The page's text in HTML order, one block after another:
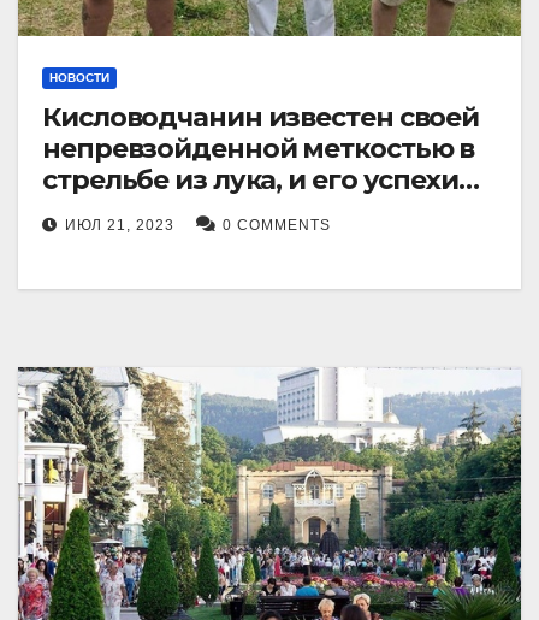
НОВОСТИ
Кисловодчанин известен своей
непревзойденной меткостью в
стрельбе из лука, и его успехи
прославили его в
Ставропольском крае.
ИЮЛ 21, 2023 0 COMMENTS